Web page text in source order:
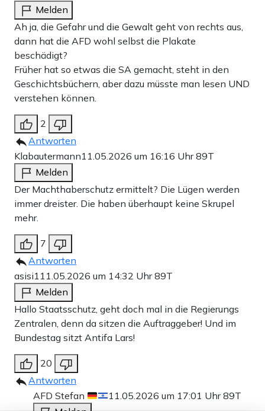
Melden
Ah ja, die Gefahr und die Gewalt geht von rechts aus,
dann hat die AFD wohl selbst die Plakate
beschädigt?
Früher hat so etwas die SA gemacht, steht in den
Geschichtsbüchern, aber dazu müsste man lesen UND
verstehen können.
2
Antworten
Klabautermann11.05.2026 um 16:16 Uhr89T
Melden
Der Machthaberschutz ermittelt? Die Lügen werden
immer dreister. Die haben überhaupt keine Skrupel
mehr.
7
Antworten
asisi1 11.05.2026 um 14:32 Uhr89T
Melden
Hallo Staatsschutz, geht doch mal in die Regierungs
Zentralen, denn da sitzen die Auftraggeber! Und im
Bundestag sitzt Antifa Lars!
20
Antworten
AFD Stefan
11.05.2026 um 17:01 Uhr89T